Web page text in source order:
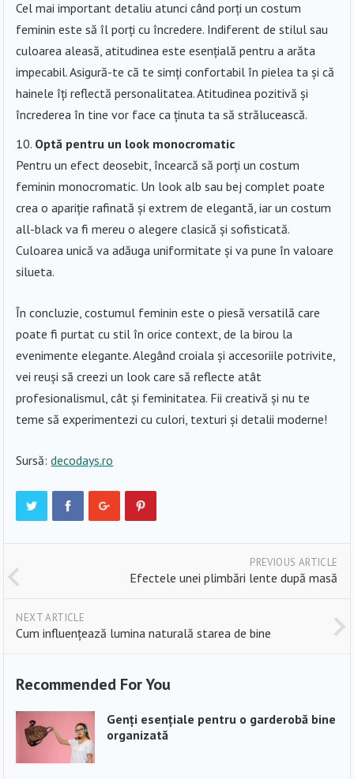
Cel mai important detaliu atunci când porți un costum
feminin este să îl porți cu încredere. Indiferent de stilul sau
culoarea aleasă, atitudinea este esențială pentru a arăta
impecabil. Asigură-te că te simți confortabil în pielea ta și că
hainele îți reflectă personalitatea. Atitudinea pozitivă și
încrederea în tine vor face ca ținuta ta să strălucească.
Optă pentru un look monocromatic
Pentru un efect deosebit, încearcă să porți un costum
feminin monocromatic. Un look alb sau bej complet poate
crea o apariție rafinată și extrem de elegantă, iar un costum
all-black va fi mereu o alegere clasică și sofisticată.
Culoarea unică va adăuga uniformitate și va pune în valoare
silueta.
În concluzie, costumul feminin este o piesă versatilă care
poate fi purtat cu stil în orice context, de la birou la
evenimente elegante. Alegând croiala și accesoriile potrivite,
vei reuși să creezi un look care să reflecte atât
profesionalismul, cât și feminitatea. Fii creativă și nu te
teme să experimentezi cu culori, texturi și detalii moderne!
Sursă:decodays.ro
PREVIOUS ARTICLE
Efectele unei plimbări lente după masă
NEXT ARTICLE
Cum influențează lumina naturală starea de bine
Recommended For You
Genți esențiale pentru o garderobă bine
organizată